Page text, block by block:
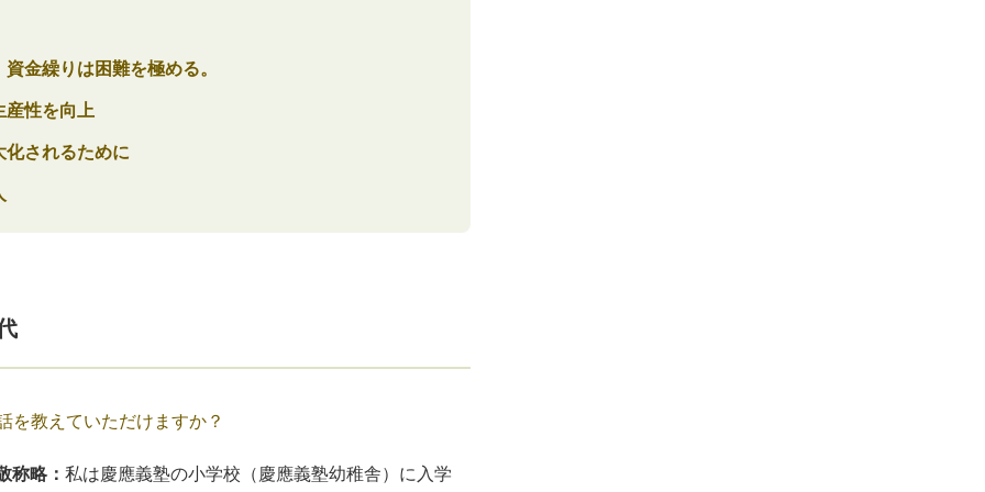
金繰りは困難を極める。
産性を向上
化されるために
を教えていただけますか？
称略： 私は慶應義塾の小学校（慶應義塾幼稚舎）に入学